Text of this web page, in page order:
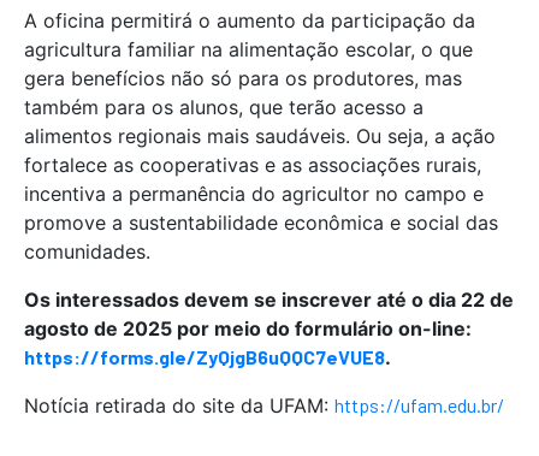
A oficina permitirá o aumento da participação da
agricultura familiar na alimentação escolar, o que
gera benefícios não só para os produtores, mas
também para os alunos, que terão acesso a
alimentos regionais mais saudáveis. Ou seja, a ação
fortalece as cooperativas e as associações rurais,
incentiva a permanência do agricultor no campo e
promove a sustentabilidade econômica e social das
comunidades.
Os interessados devem se inscrever até o dia 22 de
agosto de 2025 por meio do formulário on-line:
https://forms.gle/ZyQjgB6uQQC7eVUE8.
Notícia retirada do site da UFAM: https://ufam.edu.br/